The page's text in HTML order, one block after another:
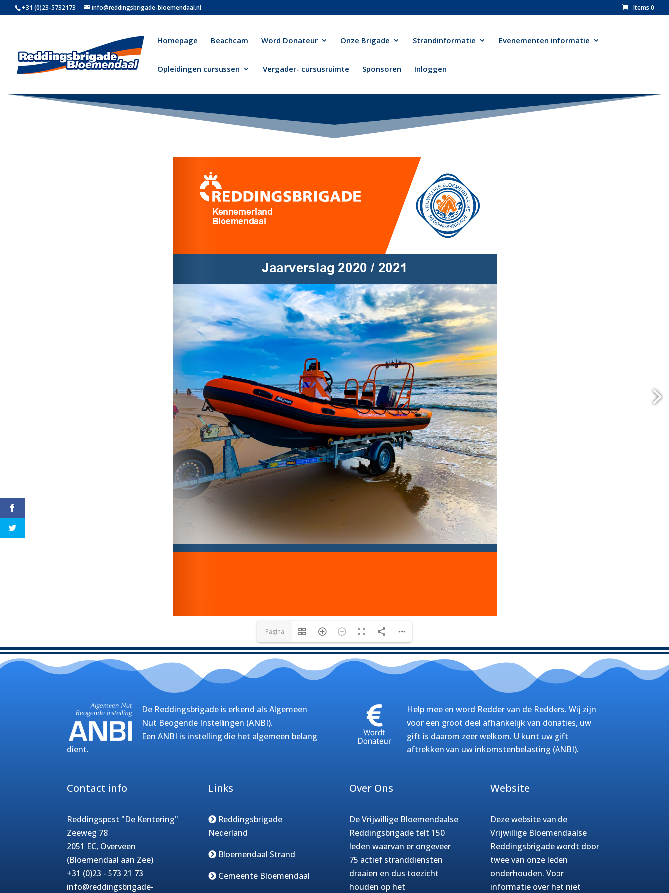
+31 (0)23-5732173 info@reddingsbrigade-bloemendaal.nl Items 0
Homepage Beachcam Word Donateur Onze Brigade Strandinformatie Evenementen informatie
Opleidingen cursussen Vergader- cursusruimte Sponsoren Inloggen
Pagina
1(1/33)
De Reddingsbrigade is erkend als Algemeen
Nut Beogende Instellingen (ANBI).
Een ANBI is instelling die het algemeen belang
dient.
Help mee en word Redder van de Redders. Wij zijn
voor een groot deel afhankelijk van donaties, uw
gift is daarom zeer welkom. U kunt uw gift
aftrekken van uw inkomstenbelasting (ANBI).
Contact info
Reddingspost "De Kentering"
Zeeweg 78
2051 EC, Overveen
(Bloemendaal aan Zee)
+31 (0)23 - 573 21 73
info@reddingsbrigade-
Links
Reddingsbrigade
Nederland
Bloemendaal Strand
Gemeente Bloemendaal
Over Ons
De Vrijwillige Bloemendaalse
Reddingsbrigade telt 150
leden waarvan er ongeveer
75 actief stranddiensten
draaien en dus toezicht
houden op het
Website
Deze website van de
Vrijwillige Bloemendaalse
Reddingsbrigade wordt door
twee van onze leden
onderhouden. Voor
informatie over het niet